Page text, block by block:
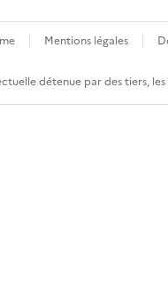
Mentions légales
détenue par des tiers,